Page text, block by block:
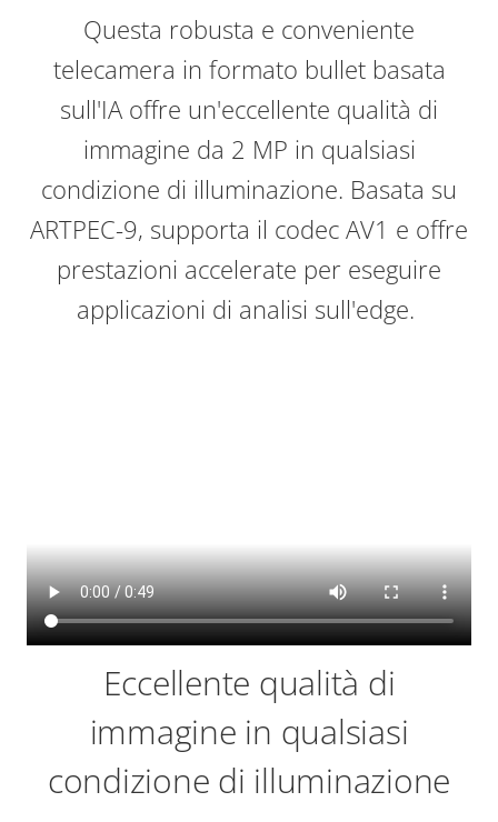
Questa robusta e conveniente
telecamera in formato bullet basata
sull'IA offre un'eccellente qualità di
immagine da 2 MP in qualsiasi
condizione di illuminazione. Basata su
ARTPEC-9, supporta il codec AV1 e offre
prestazioni accelerate per eseguire
applicazioni di analisi sull'edge.
Eccellente qualità di
immagine in qualsiasi
condizione di illuminazione